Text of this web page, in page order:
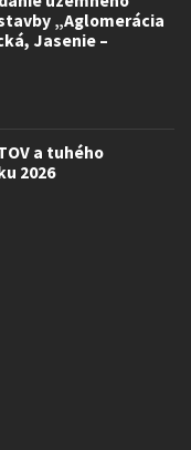
„Aglomerácia
Jasenie –
a tuhého
2026